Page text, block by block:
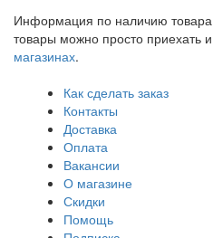
Информация по наличию
товары можно просто приехать
магазинах.
Как сделать заказ
Контакты
Доставка
Оплата
Вакансии
О магазине
Скидки
Помощь